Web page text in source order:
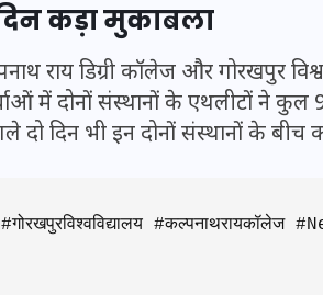
कड़ा मुकाबला
राय डिग्री कॉलेज और गोरखपुर
में दोनों संस्थानों के एथलीटों ने
दो दिन भी इन दोनों संस्थानों के
#गोरखपुरविश्वविद्यालय